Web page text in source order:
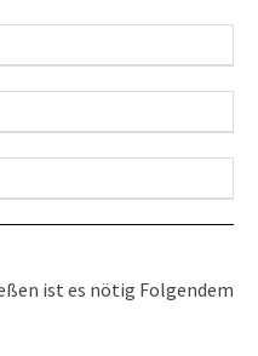
ist es nötig Folgendem